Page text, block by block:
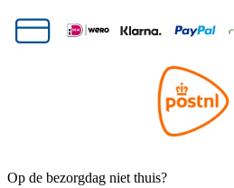
Op de bezorgdag niet thuis?